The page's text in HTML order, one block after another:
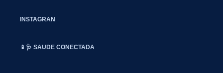
INSTAGRAN
📱🩺 SAUDE CONECTADA